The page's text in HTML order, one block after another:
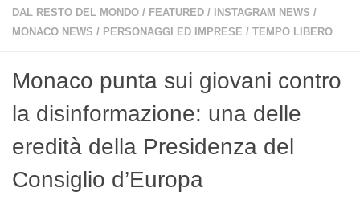
DAL RESTO DEL MONDO / FEATURED / INSTAGRAM NEWS /
MONACO NEWS / PERSONAGGI ED IMPRESE / TEMPO LIBERO
Monaco punta sui giovani contro
la disinformazione: una delle
eredità della Presidenza del
Consiglio d’Europa